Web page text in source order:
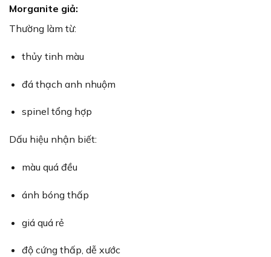
Morganite giả:
Thường làm từ:
thủy tinh màu
đá thạch anh nhuộm
spinel tổng hợp
Dấu hiệu nhận biết:
màu quá đều
ánh bóng thấp
giá quá rẻ
độ cứng thấp, dễ xước